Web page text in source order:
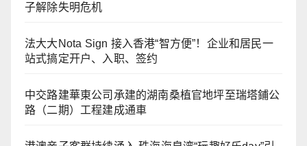
子解除失明危机
法大大Nota Sign 接入香港“智方便”！企业和居民一
站式搞定开户、入职、签约
中交路建華東公司承建的湖南桑植官地坪至瑞塔鋪公
路（二期）工程建成通車